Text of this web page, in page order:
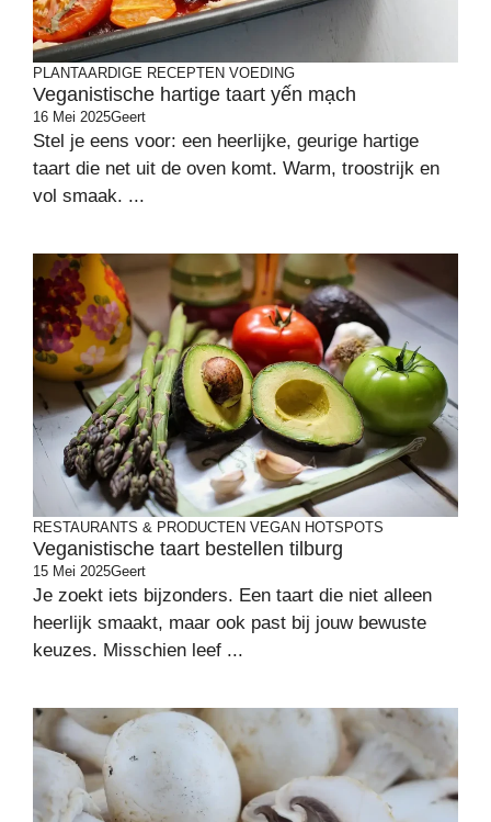
PLANTAARDIGE RECEPTEN VOEDING
Veganistische hartige taart yến mạch
16 Mei 2025Geert
Stel je eens voor: een heerlijke, geurige hartige
taart die net uit de oven komt. Warm, troostrijk en
vol smaak. ...
RESTAURANTS & PRODUCTEN VEGAN HOTSPOTS
Veganistische taart bestellen tilburg
15 Mei 2025Geert
Je zoekt iets bijzonders. Een taart die niet alleen
heerlijk smaakt, maar ook past bij jouw bewuste
keuzes. Misschien leef ...